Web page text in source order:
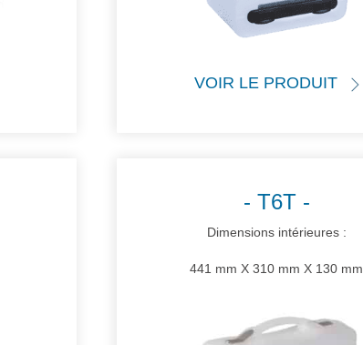
VOIR LE PRODUIT
T6T
Dimensions intérieures :
441 mm X 310 mm X 130 mm